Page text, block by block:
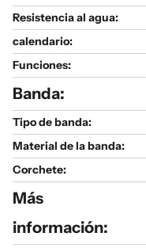
Resistencia al agua:
calendario:
Funciones:
Banda:
Tipo de banda:
Material de la banda:
Corchete:
Más
información: